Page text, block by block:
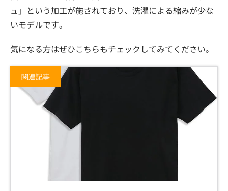
ュ」という加工が施されており、洗濯による縮みが少な
いモデルです。
気になる方はぜひこちらもチェックしてみてください。